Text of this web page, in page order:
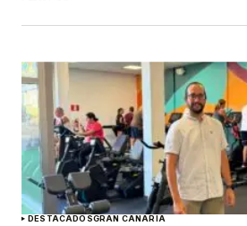
DESTACADOSGRAN CANARIA